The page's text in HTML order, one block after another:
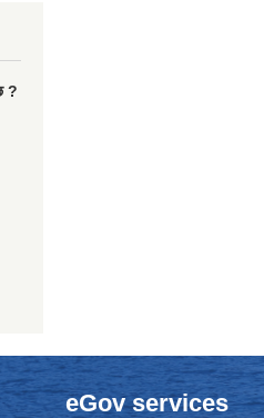
?
eGov services